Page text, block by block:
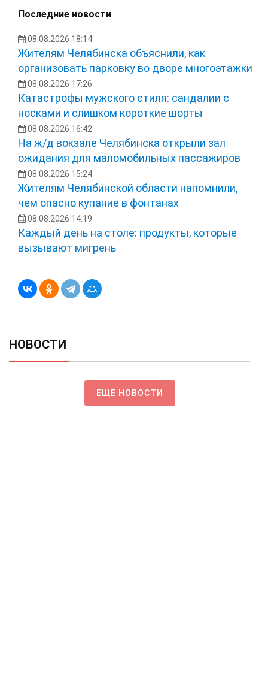
Последние новости
08.08.2026 18:14
Жителям Челябинска объяснили, как
организовать парковку во дворе многоэтажки
08.08.2026 17:26
Катастрофы мужского стиля: сандалии с
носками и слишком короткие шорты
08.08.2026 16:42
На ж/д вокзале Челябинска открыли зал
ожидания для маломобильных пассажиров
08.08.2026 15:24
Жителям Челябинской области напомнили,
чем опасно купание в фонтанах
08.08.2026 14:19
Каждый день на столе: продукты, которые
вызывают мигрень
НОВОСТИ
ЕЩЕ НОВОСТИ